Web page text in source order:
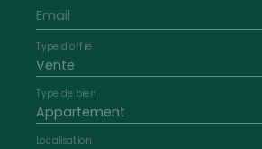
Email
Vente
Type d'offre
Appartement
Type de bien
Localisation